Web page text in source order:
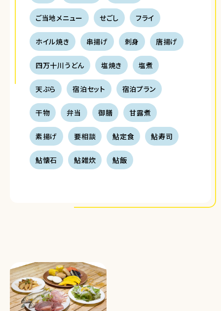
ご当地メニュー せごし フライ
ホイル焼き 串揚げ 刺身 唐揚げ
四万十川うどん 塩焼き 塩煮
天ぷら 宿泊セット 宿泊プラン
干物 弁当 御膳 甘露煮
素揚げ 要相談 鮎定食 鮎寿司
鮎懐石 鮎雑炊 鮎飯